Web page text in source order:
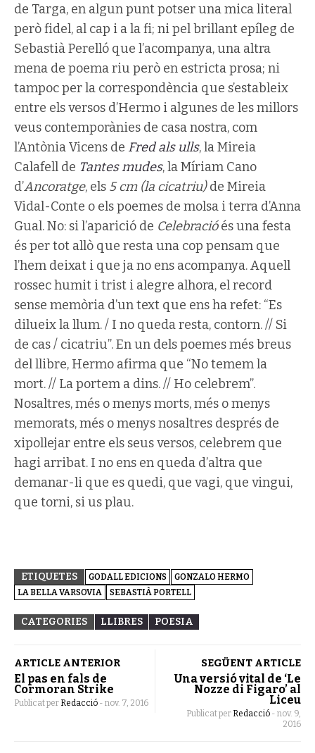
de Targa, en algun punt potser una mica literal
però fidel, al cap i a la fi; ni pel brillant epíleg de
Sebastià Perelló que l’acompanya, una altra
mena de poema riu però en estricta prosa; ni
tampoc per la correspondència que s’estableix
entre els versos d’Hermo i algunes de les millors
veus contemporànies de casa nostra, com
l’Antònia Vicens de Fred als ulls, la Mireia
Calafell de Tantes mudes, la Míriam Cano
d’Ancoratge, els 5 cm (la cicatriu)de Mireia
Vidal-Conte o els poemes de molsa i terra d’Anna
Gual. No: si l’aparició de Celebracióés una festa
és per tot allò que resta una cop pensam que
l’hem deixat i que ja no ens acompanya. Aquell
rossec humit i trist i alegre alhora, el record
sense memòria d’un text que ens ha refet: “Es
dilueix la llum. / I no queda resta, contorn. // Si
de cas / cicatriu”. En un dels poemes més breus
del llibre, Hermo afirma que “No temem la
mort. // La portem a dins. // Ho celebrem”.
Nosaltres, més o menys morts, més o menys
memorats, més o menys nosaltres després de
xipollejar entre els seus versos, celebrem que
hagi arribat. I no ens en queda d’altra que
demanar-li que es quedi, que vagi, que vingui,
que torni, si us plau.
ETIQUETES GODALL EDICIONS
GONZALO HERMO
LA BELLA VARSOVIA
SEBASTIÀ PORTELL
CATEGORIES LLIBRES POESIA
ARTICLE ANTERIOR
El pas en fals de
Cormoran Strike
Publicat per Redacció - nov. 7, 2016
SEGÜENT ARTICLE
Una versió vital de ‘Le
Nozze di Figaro’ al
Liceu
Publicat per Redacció - nov. 9,
2016